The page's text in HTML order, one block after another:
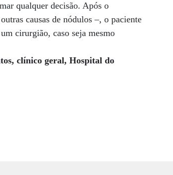
qualquer decisão. Após o
causas de nódulos –, o paciente
cirurgião, caso seja mesmo
clínico geral, Hospital do